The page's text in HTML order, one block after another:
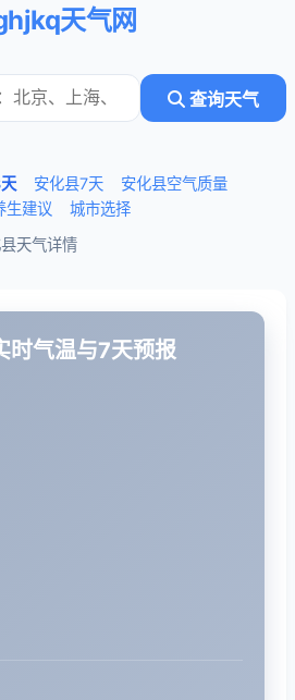
天气网
查询天气
安化县7天
安化县空气质量
生建议
城市选择
天气详情
时气温与7天预报